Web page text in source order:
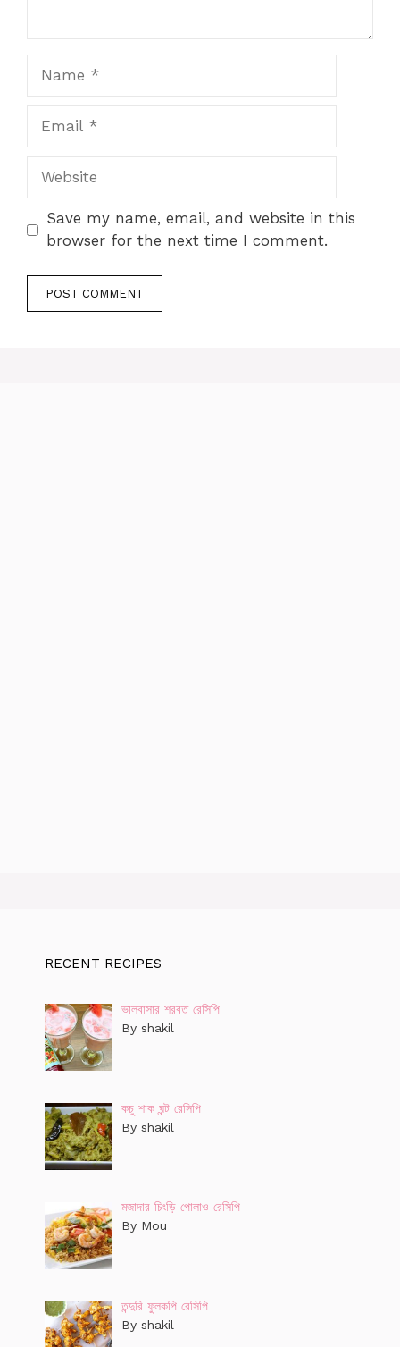
Website
Save my name, email, and website in this
browser for the next time I comment.
RECENT RECIPES
ভালবাসার শরবত রেসিপি
By shakil
কচু শাক ঘন্ট রেসিপি
By shakil
মজাদার চিংড়ি পোলাও রেসিপি
By Mou
তন্দুরি ফুলকপি রেসিপি
By shakil